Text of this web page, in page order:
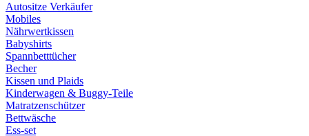
Autositze Verkäufer
Mobiles
Nährwertkissen
Babyshirts
Spannbetttücher
Becher
Kissen und Plaids
Kinderwagen & Buggy-Teile
Matratzenschützer
Bettwäsche
Ess-set